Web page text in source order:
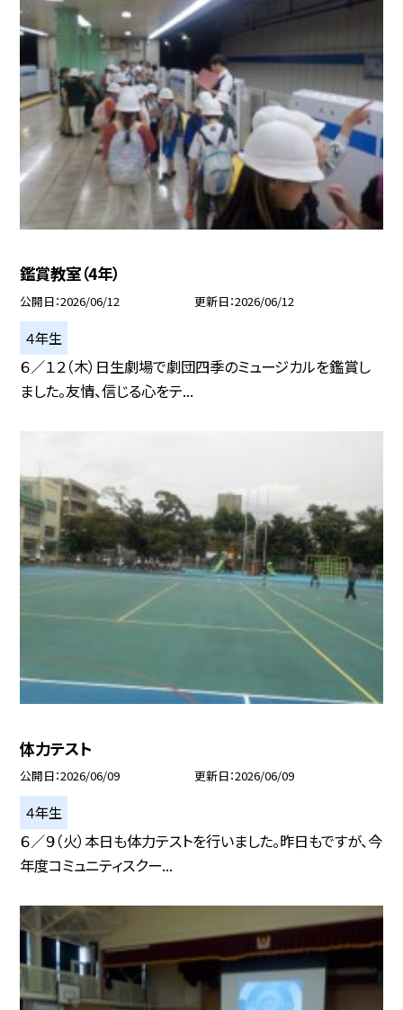
鑑賞教室（4年）
公開日 2026/06/12 更新日 2026/06/12
４年生
６／１２（木）日生劇場で劇団四季のミュージカルを鑑賞し
ました。友情、信じる心をテ...
体力テスト
公開日 2026/06/09 更新日 2026/06/09
４年生
６／９（火）本日も体力テストを行いました。昨日もですが、今
年度コミュニティスクー...